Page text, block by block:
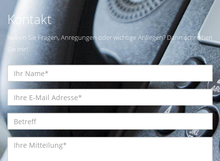
Kontakt
Haben Sie Fragen, Anregungen oder wichtige Anliegen? Dann schreiben
Sie mir!